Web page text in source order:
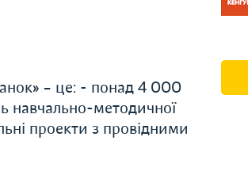
– це: - понад 4 000
навчально-методичної
проекти з провідними